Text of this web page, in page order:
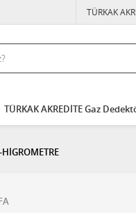
TÜRKAK
TÜRKAK AKREDİTE Gaz